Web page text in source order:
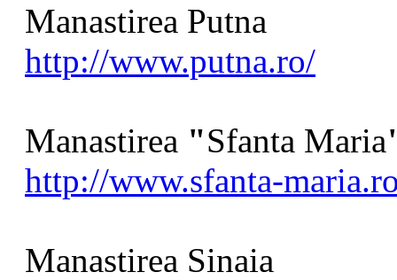
Manastirea Putna
http://www.putna.ro/
Manastirea "Sfanta Maria
http://www.sfanta-
Manastirea Sinaia